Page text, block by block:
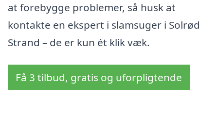
at forebygge problemer, så husk at
kontakte en ekspert i slamsuger i Solrød
Strand – de er kun ét klik væk.
Få 3 tilbud, gratis og uforpligtende